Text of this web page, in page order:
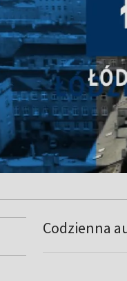
Codzienna